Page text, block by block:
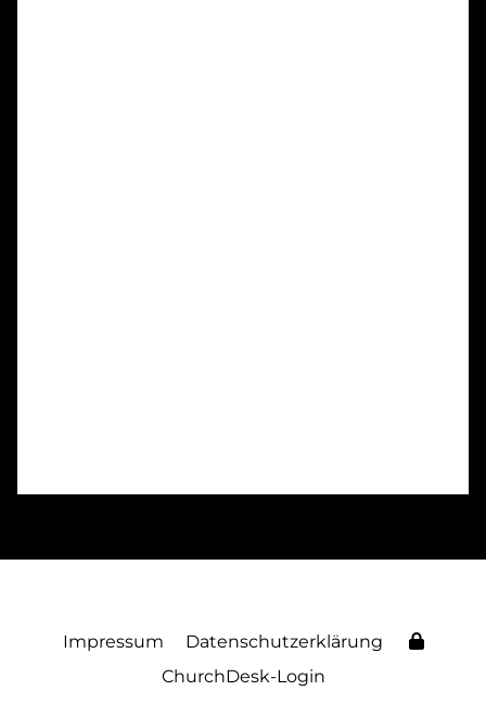
Impressum
Datenschutzerklärung
ChurchDesk-Login